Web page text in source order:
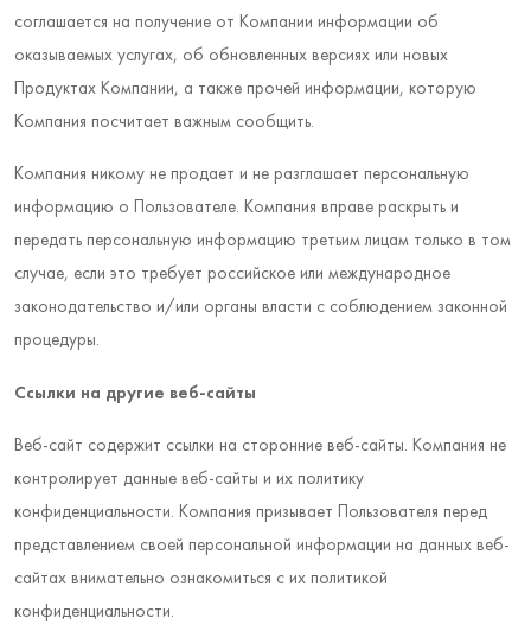
соглашается на получение от Компании информации об
оказываемых услугах, об обновленных версиях или новых
Продуктах Компании, а также прочей информации, которую
Компания посчитает важным сообщить.
Компания никому не продает и не разглашает персональную
информацию о Пользователе. Компания вправе раскрыть и
передать персональную информацию третьим лицам только в том
случае, если это требует российское или международное
законодательство и/или органы власти с соблюдением законной
процедуры.
Ссылки на другие веб-сайты
Веб-сайт содержит ссылки на сторонние веб-сайты. Компания не
контролирует данные веб-сайты и их политику
конфиденциальности. Компания призывает Пользователя перед
представлением своей персональной информации на данных веб-
сайтах внимательно ознакомиться с их политикой
конфиденциальности.